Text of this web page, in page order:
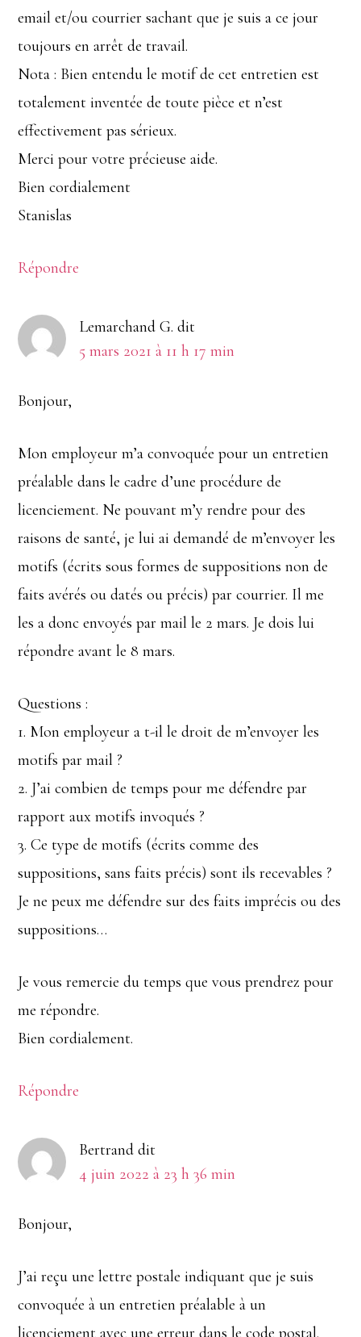
email et/ou courrier sachant que je suis a ce jour
toujours en arrêt de travail.
Nota : Bien entendu le motif de cet entretien est
totalement inventée de toute pièce et n’est
effectivement pas sérieux.
Merci pour votre précieuse aide.
Bien cordialement
Stanislas
Répondre
Lemarchand G. dit
5 mars 2021 à 11 h 17 min
Bonjour,
Mon employeur m’a convoquée pour un entretien
préalable dans le cadre d’une procédure de
licenciement. Ne pouvant m’y rendre pour des
raisons de santé, je lui ai demandé de m’envoyer les
motifs (écrits sous formes de suppositions non de
faits avérés ou datés ou précis) par courrier. Il me
les a donc envoyés par mail le 2 mars. Je dois lui
répondre avant le 8 mars.
Questions :
1. Mon employeur a t-il le droit de m’envoyer les
motifs par mail ?
2. J’ai combien de temps pour me défendre par
rapport aux motifs invoqués ?
3. Ce type de motifs (écrits comme des
suppositions, sans faits précis) sont ils recevables ?
Je ne peux me défendre sur des faits imprécis ou des
suppositions…
Je vous remercie du temps que vous prendrez pour
me répondre.
Bien cordialement.
Répondre
Bertrand dit
4 juin 2022 à 23 h 36 min
Bonjour,
J’ai reçu une lettre postale indiquant que je suis
convoquée à un entretien préalable à un
licenciement avec une erreur dans le code postal.